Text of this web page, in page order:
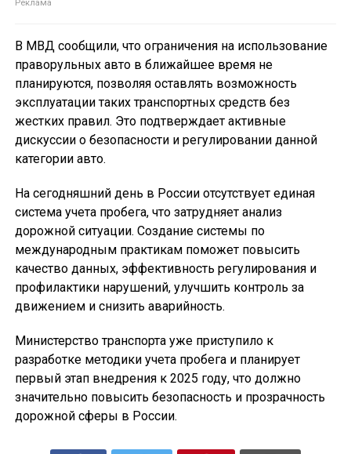
В МВД сообщили, что ограничения на использование
праворульных авто в ближайшее время не
планируются, позволяя оставлять возможность
эксплуатации таких транспортных средств без
жестких правил. Это подтверждает активные
дискуссии о безопасности и регулировании данной
категории авто.
На сегодняшний день в России отсутствует единая
система учета пробега, что затрудняет анализ
дорожной ситуации. Создание системы по
международным практикам поможет повысить
качество данных, эффективность регулирования и
профилактики нарушений, улучшить контроль за
движением и снизить аварийность.
Министерство транспорта уже приступило к
разработке методики учета пробега и планирует
первый этап внедрения к 2025 году, что должно
значительно повысить безопасность и прозрачность
дорожной сферы в России.